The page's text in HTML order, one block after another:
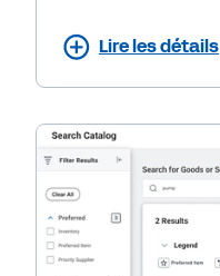
Lire les détails